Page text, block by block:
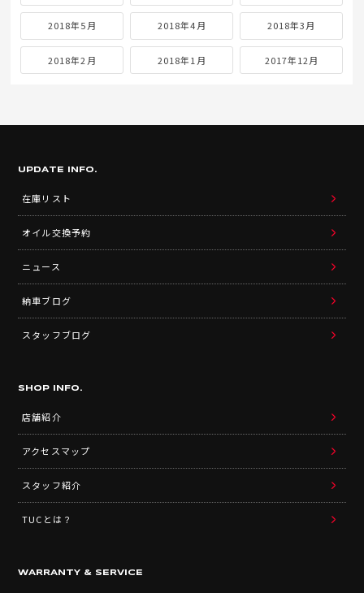
2018年5月 2018年4月 2018年3月
2018年2月 2018年1月 2017年12月
UPDATE INFO.
在庫リスト
オイル交換予約
ニュース
納車ブログ
スタッフブログ
SHOP INFO.
店舗紹介
アクセスマップ
スタッフ紹介
TUCとは？
WARRANTY & SERVICE